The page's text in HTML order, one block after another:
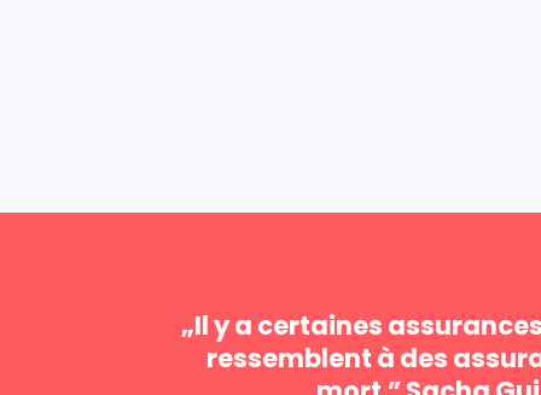
„Il y a certaines
ressemblent à des